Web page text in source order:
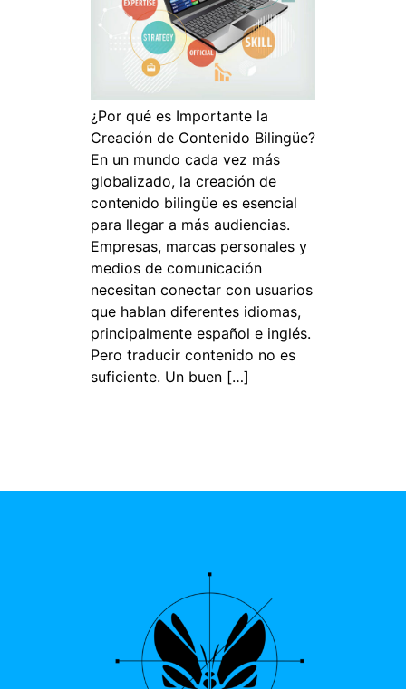
¿Por qué es Importante la
Creación de Contenido Bilingüe?
En un mundo cada vez más
globalizado, la creación de
contenido bilingüe es esencial
para llegar a más audiencias.
Empresas, marcas personales y
medios de comunicación
necesitan conectar con usuarios
que hablan diferentes idiomas,
principalmente español e inglés.
Pero traducir contenido no es
suficiente. Un buen […]